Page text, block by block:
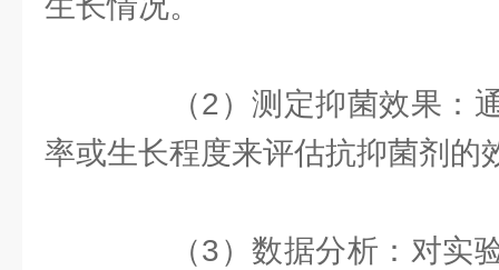
（2）测定抑菌效果：通
率或生长程度来评估抗抑菌剂的
（3）数据分析：对实验